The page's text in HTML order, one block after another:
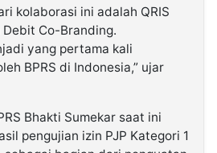
kolaborasi ini adalah QRIS
Co-Branding.
yang pertama kali
BPRS di Indonesia,” ujar
Bhakti Sumekar saat ini
pengujian izin PJP Kategori 1